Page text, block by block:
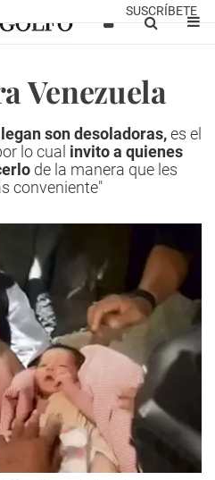
SUSCRÍBETE
Venezuela
sondesoladoras,es el
lo cual invito a quienes
de la manera que les
conveniente"